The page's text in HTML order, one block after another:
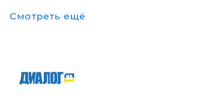
Смотреть ещё